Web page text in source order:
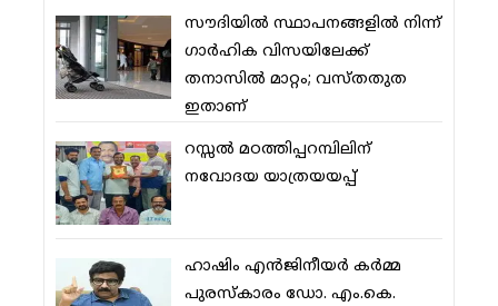
സൗദിയില്‍ സ്ഥാപനങ്ങളില്‍ നിന്ന്
ഗാര്‍ഹിക വിസയിലേക്ക്
തനാസില്‍ മാറ്റം; വസ്തതുത
ഇതാണ്
റസ്സല്‍ മഠത്തിപ്പറമ്പിലിന്
നവോദയ യാത്രയയപ്പ്
ഹാഷിം എന്‍ജിനീയര്‍ കര്‍മ്മ
പുരസ്‌കാരം ഡോ. എം.കെ.